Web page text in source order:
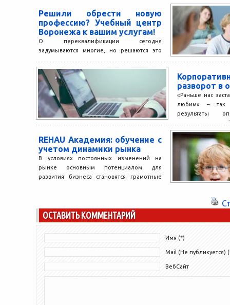
промышленной
труда,
Решили обрести новую
профессию? Учебный центр
Воронежа к вашим услугам!
О переквалификации сегодня
задумываются многие, но решаются это
что с развитием новых отраслей
экономики и...
разворот в
«Раньше нас
любим» – так
результаты
клиентов,
REHAU Академия: обучение с
учетом динамики рынка
В условиях постоянных изменений на
рынке основным потенциалом для
развития бизнеса становятся грамотные
ОСТАВИТЬ КОММЕНТАРИЙ
Имя (*)
Mail (Не публикуется)
ВебСайт